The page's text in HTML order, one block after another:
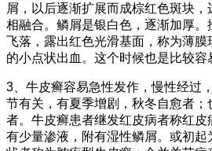
屑，以后逐渐扩展而成棕红色斑块
相融合。鳞屑是银白色，逐渐加厚
飞落，露出红色光滑基面，称为薄
的小点状出血。这个时候也是比较容
3、牛皮癣容易急性发作，慢性经过
节有关，有夏季增剧，秋冬自愈者
者。牛皮癣患者继发红皮病者称红
有少量渗液，附有湿性鳞屑。或初